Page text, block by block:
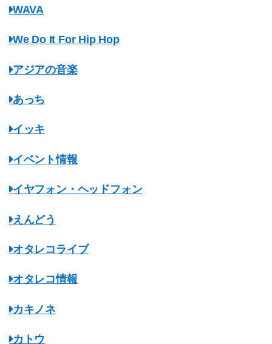
WAVA
We Do It For Hip Hop
アジアの音楽
あっち
イッキ
イベント情報
イヤフォン・ヘッドフォン
えんどう
オタレコライブ
オタレコ情報
カキノネ
カトウ